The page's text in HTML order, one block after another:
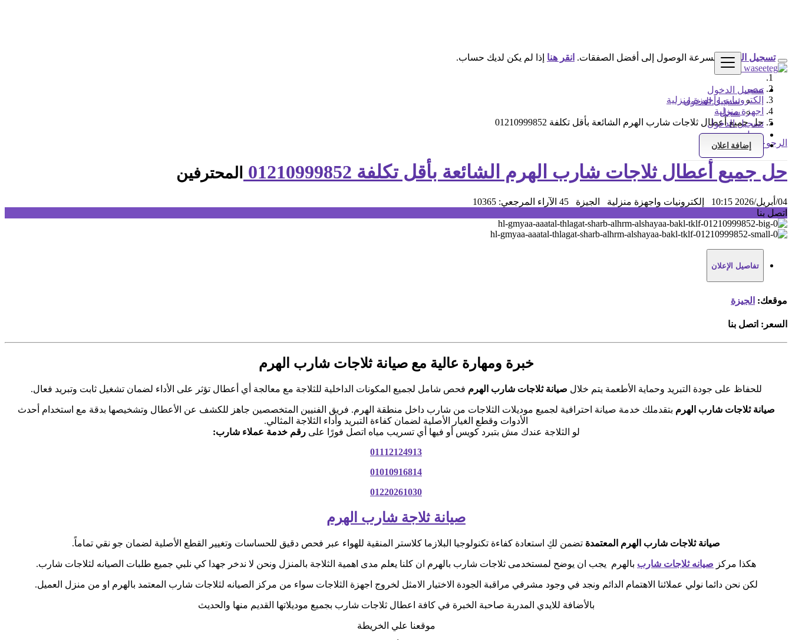
تسجيل الدخول
تسجيل الدخول
سجل
تسجيل الدخول
سجل
إضافة اعلان
تسجيل الدخول لسرعة الوصول إلى أفضل الصفقات. انقر هنا إذا لم يكن لديك حساب.
مصر
إلكترونيات واجهزة منزلية
اجهزة منزلية
حل جميع أعطال ثلاجات شارب الهرم الشائعة بأقل تكلفة 01210999852
الرجوع إلى النتائج
حل جميع أعطال ثلاجات شارب الهرم الشائعة بأقل تكلفة 01210999852 المحترفين
04/أبريل/2026 10:15 إلكترونيات واجهزة منزلية الجيزة 45 الآراء
المرجعي: 10365
اتصل بنا
تفاصيل الإعلان
موقعك: الجيزة
السعر: اتصل بنا
خبرة ومهارة عالية مع صيانة ثلاجات شارب الهرم
للحفاظ على جودة التبريد وحماية الأطعمة يتم خلال صيانة ثلاجات شارب الهرم فحص شامل لجميع المكونات الداخلية للثلاجة مع معالجة أي أعطال تؤثر على الأداء لضمان تشغيل ثابت وتبريد فعال.
صيانة ثلاجات شارب الهرم بتقدملك خدمة صيانة احترافية لجميع موديلات الثلاجات من شارب داخل منطقة الهرم. فريق الفنيين المتخصصين جاهز للكشف عن الأعطال وتشخيصها بدقة مع استخدام أحدث
الأدوات وقطع الغيار الأصلية لضمان كفاءة التبريد وأداء الثلاجة المثالي.
لو الثلاجة عندك مش بتبرد كويس أو فيها أي تسريب مياه اتصل فورًا علىرقم خدمة عملاء شارب:
01112124913
01010916814
01220261030
صيانة ثلاجة شارب الهرم
صيانة ثلاجات شارب الهرم المعتمدة تضمن لكِ استعادة كفاءة تكنولوجيا البلازما كلاستر المنقية للهواء عبر فحص دقيق للحساسات وتغيير القطع الأصلية لضمان جو نقي تماماً.
هكذا مركز صيانه ثلاجات شارب بالهرم يجب ان يوضح لمستخدمى ثلاجات شارب بالهرم ان كلنا يعلم مدى اهمية الثلاجة بالمنزل ونحن لا ندخر جهدا كي نلبي جميع طلبات الصيانه لثلاجات شارب.
لكن نحن دائما نولي عملائنا الاهتمام الدائم ونجد في وجود مشرفي مراقبة الجودة الاختيار الامثل لخروج اجهزة الثلاجات سواء من مركز الصيانه لثلاجات شارب المعتمد بالهرم او من منزل العميل.
بالأضافة للايدي المدربة صاحبة الخبرة في كافة اعطال ثلاجات شارب بجميع موديلاتها القديم منها والحديث
موقعنا علي الخريطة